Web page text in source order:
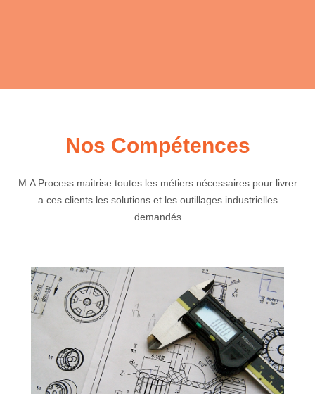
Nos Compétences
M.A Process maitrise toutes les métiers nécessaires pour livrer
a ces clients les solutions et les outillages industrielles
demandés